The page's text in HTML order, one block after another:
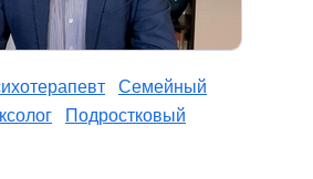
Семейный
Подростковый